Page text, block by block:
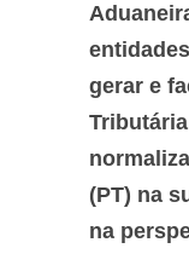
gerar e
(PT) na
na